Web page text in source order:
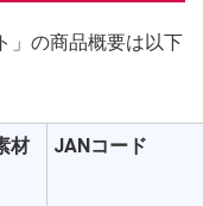
」の商品概要は以下
材 JANコード